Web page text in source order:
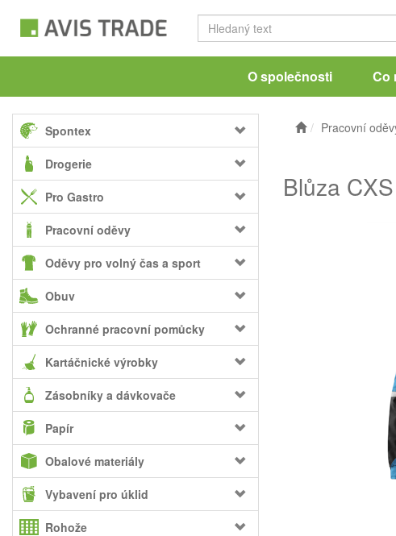
O společnosti Co
Spontex
Drogerie
Pro Gastro
Pracovní oděvy
Oděvy pro volný čas a sport
Obuv
Ochranné pracovní pomůcky
Kartáčnické výrobky
Zásobníky a dávkovače
Papír
Obalové materiály
Vybavení pro úklid
Rohože
Pracovní
Blůza